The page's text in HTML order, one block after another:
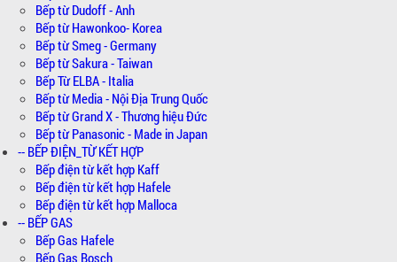
Bếp từ Dudoff - Anh
Bếp từ Hawonkoo- Korea
Bếp từ Smeg - Germany
Bếp từ Sakura - Taiwan
Bếp Từ ELBA - Italia
Bếp từ Media - Nội Địa Trung Quốc
Bếp từ Grand X - Thương hiệu Đức
Bếp từ Panasonic - Made in Japan
-- BẾP ĐIỆN_TỪ KẾT HỢP
Bếp điện từ kết hợp Kaff
Bếp điện từ kết hợp Hafele
Bếp điện từ kết hợp Malloca
-- BẾP GAS
Bếp Gas Hafele
Bếp Gas Bosch